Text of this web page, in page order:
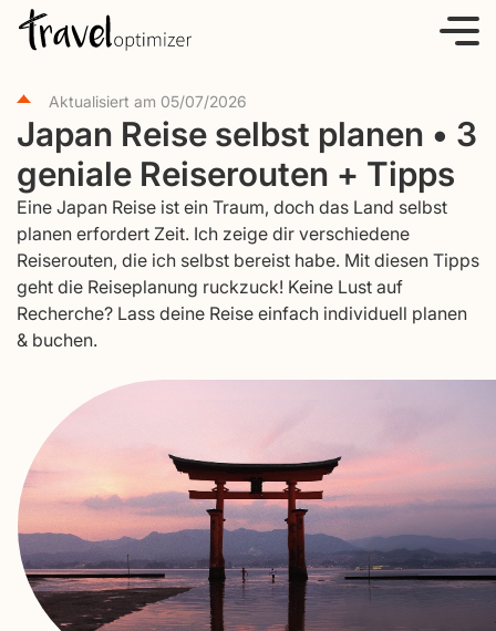
Aktualisiert am 05/07/2026
Japan Reise selbst planen • 3
geniale Reiserouten + Tipps
Eine Japan Reise ist ein Traum, doch das Land selbst
planen erfordert Zeit. Ich zeige dir verschiedene
Reiserouten, die ich selbst bereist habe. Mit diesen Tipps
geht die Reiseplanung ruckzuck! Keine Lust auf
Recherche? Lass deine Reise einfach individuell planen
& buchen.